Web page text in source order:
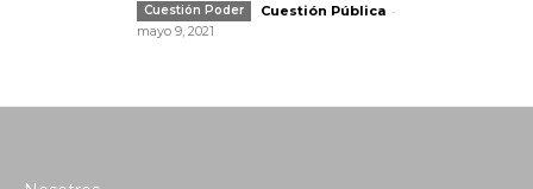
Cuestión Poder Cuestión Pública -
mayo 9, 2021